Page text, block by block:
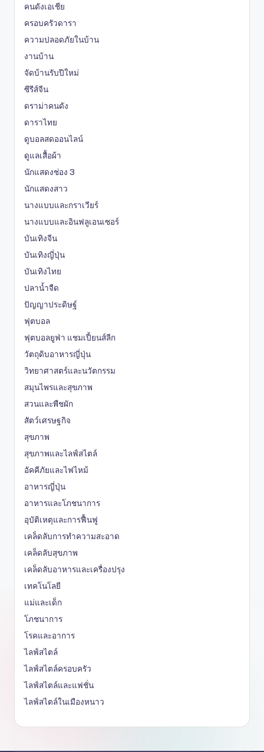
คนดังเอเชีย
ครอบครัวดารา
ความปลอดภัยในบ้าน
งานบ้าน
จัดบ้านรับปีใหม่
ซีรีส์จีน
ดราม่าคนดัง
ดาราไทย
ดูบอลสดออนไลน์
ดูแลเสื้อผ้า
นักแสดงช่อง 3
นักแสดงสาว
นางแบบและกราเวียร์
นางแบบและอินฟลูเอนเซอร์
บันเทิงจีน
บันเทิงญี่ปุ่น
บันเทิงไทย
ปลาน้ำจืด
ปัญญาประดิษฐ์
ฟุตบอล
ฟุตบอลยูฟ่า แชมเปี้ยนส์ลีก
วัตถุดิบอาหารญี่ปุ่น
วิทยาศาสตร์และนวัตกรรม
สมุนไพรและสุขภาพ
สวนและพืชผัก
สัตว์เศรษฐกิจ
สุขภาพ
สุขภาพและไลฟ์สไตล์
อัคคีภัยและไฟไหม้
อาหารญี่ปุ่น
อาหารและโภชนาการ
อุบัติเหตุและการฟื้นฟู
เคล็ดลับการทำความสะอาด
เคล็ดลับสุขภาพ
เคล็ดลับอาหารและเครื่องปรุง
เทคโนโลยี
แม่และเด็ก
โภชนาการ
โรคและอาการ
ไลฟ์สไตล์
ไลฟ์สไตล์ครอบครัว
ไลฟ์สไตล์และแฟชั่น
ไลฟ์สไตล์ในเมืองหนาว